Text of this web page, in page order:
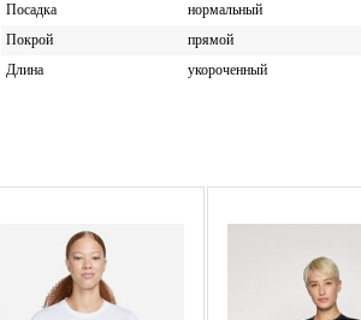
Посадка
нормальный
Покрой
прямой
Длина
укороченный